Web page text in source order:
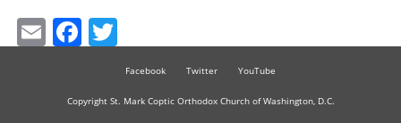
EmailFacebook
Facebook Twitter YouTube
Copyright St. Mark Coptic Orthodox Church of Washington, D.C.